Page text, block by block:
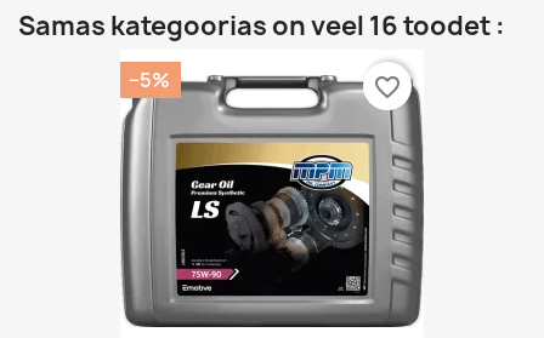
Samas kategoorias on veel 16 toodet :
−5% favorite_border